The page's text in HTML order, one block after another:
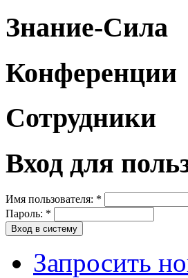
Знание-Сила
Конференции
Сотрудники
Вход для
Имя пользователя: *
Пароль: *
Запросить